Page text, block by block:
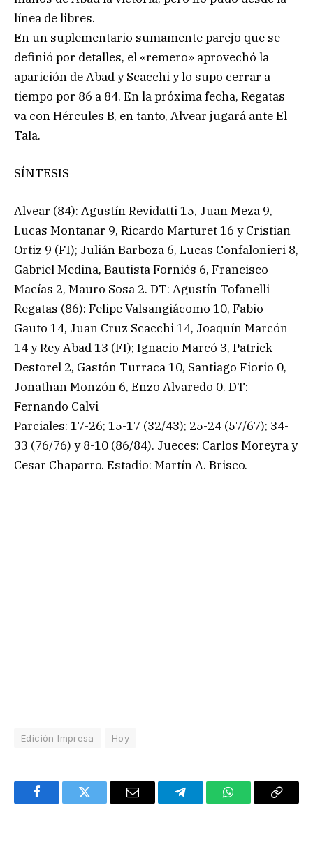
línea de libres.
En un suplementario sumamente parejo que se
definió por detalles, el «remero» aprovechó la
aparición de Abad y Scacchi y lo supo cerrar a
tiempo por 86 a 84. En la próxima fecha, Regatas
va con Hércules B, en tanto, Alvear jugará ante El
Tala.
SÍNTESIS
Alvear (84): Agustín Revidatti 15, Juan Meza 9,
Lucas Montanar 9, Ricardo Marturet 16 y Cristian
Ortiz 9 (FI); Julián Barboza 6, Lucas Confalonieri 8,
Gabriel Medina, Bautista Forniés 6, Francisco
Macías 2, Mauro Sosa 2. DT: Agustín Tofanelli
Regatas (86): Felipe Valsangiácomo 10, Fabio
Gauto 14, Juan Cruz Scacchi 14, Joaquín Marcón
14 y Rey Abad 13 (FI); Ignacio Marcó 3, Patrick
Destorel 2, Gastón Turraca 10, Santiago Fiorio 0,
Jonathan Monzón 6, Enzo Alvaredo 0. DT:
Fernando Calvi
Parciales: 17-26; 15-17 (32/43); 25-24 (57/67); 34-
33 (76/76) y 8-10 (86/84). Jueces: Carlos Moreyra y
Cesar Chaparro. Estadio: Martín A. Brisco.
Edición Impresa Hoy
FacebookTwitter Email TelegramWhatsAppCopy